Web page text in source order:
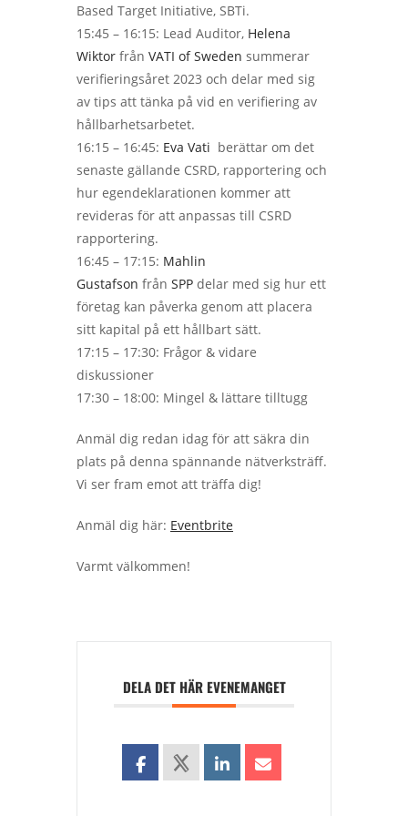
Based Target Initiative, SBTi.
15:45 – 16:15: Lead Auditor, Helena
Wiktor från VATI of Sweden summerar
verifieringsåret 2023 och delar med sig
av tips att tänka på vid en verifiering av
hållbarhetsarbetet.
16:15 – 16:45: Eva Vati berättar om det
senaste gällande CSRD, rapportering och
hur egendeklarationen kommer att
revideras för att anpassas till CSRD
rapportering.
16:45 – 17:15: Mahlin
Gustafson från SPP delar med sig hur ett
företag kan påverka genom att placera
sitt kapital på ett hållbart sätt.
17:15 – 17:30: Frågor & vidare
diskussioner
17:30 – 18:00: Mingel & lättare tilltugg
Anmäl dig redan idag för att säkra din
plats på denna spännande nätverksträff.
Vi ser fram emot att träffa dig!
Anmäl dig här: Eventbrite
Varmt välkommen!
DELA DET HÄR EVENEMANGET